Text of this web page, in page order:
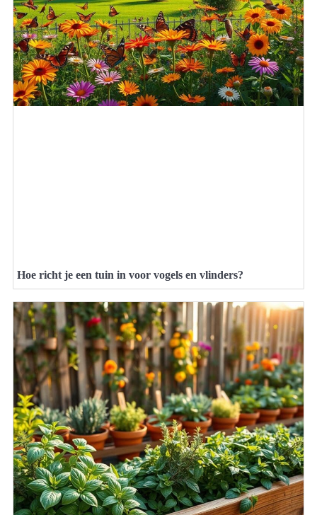
Hoe richt je een tuin in voor vogels en vlinders?